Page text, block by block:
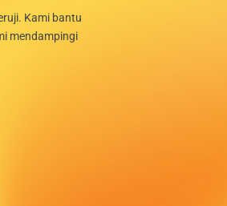
Kami bantu
mendampingi